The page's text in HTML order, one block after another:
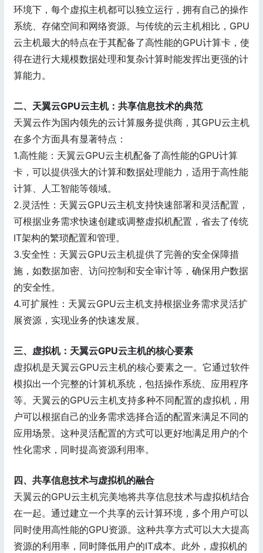
环境下，每个虚拟主机都可以独立运行，拥有自己的操作
系统、存储空间和网络资源。与传统的云主机相比，GPU
云主机最大的特点在于其配备了高性能的GPU计算卡，使
得在进行大规模数据处理和复杂计算时能发挥出更强的计
算能力。
二、天翼云GPU云主机：共享信息技术的典范
天翼云作为国内领先的云计算服务提供商，其GPU云主机
在多个方面具有显著特点：
1.高性能：天翼云GPU云主机配备了高性能的GPU计算
卡，可以提供强大的计算和数据处理能力，适用于高性能
计算、人工智能等领域。
2.灵活性：天翼云GPU云主机支持快速部署和灵活配置，
可根据业务需求快速创建或调整虚拟机配置，省去了传统
IT架构的繁琐配置和管理。
3.安全性：天翼云GPU云主机提供了完善的安全保障措
施，如数据加密、访问控制和安全审计等，确保用户数据
的安全性。
4.可扩展性：天翼云GPU云主机支持根据业务需求灵活扩
展资源，实现业务的快速发展。
三、虚拟机：天翼云GPU云主机的核心要素
虚拟机是天翼云GPU云主机的核心要素之一。它通过软件
模拟出一个完整的计算机系统，包括操作系统、应用程序
等。天翼云的GPU云主机支持多种不同配置的虚拟机，用
户可以根据自己的业务需求选择合适的配置来满足不同的
应用场景。这种灵活配置的方式可以更好地满足用户的个
性化需求，同时提高资源利用率。
四、共享信息技术与虚拟机的融合
天翼云的GPU云主机完美地将共享信息技术与虚拟机结合
在一起。通过建立一个共享的云计算环境，多个用户可以
同时使用高性能的GPU资源。这种共享方式可以大大提高
资源的利用率，同时降低用户的IT成本。此外，虚拟机的